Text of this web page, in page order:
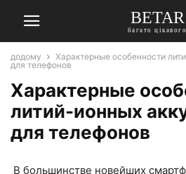
BETAR
багато цікавого
додому
Характерные особенности
для телефонов
Характерные
литий-ионных
для телефонов
В большинстве новейших